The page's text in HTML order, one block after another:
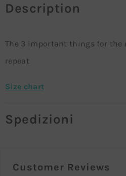
Description
The 3 important things for the
repeat
Size chart
Spedizioni
Customer Reviews